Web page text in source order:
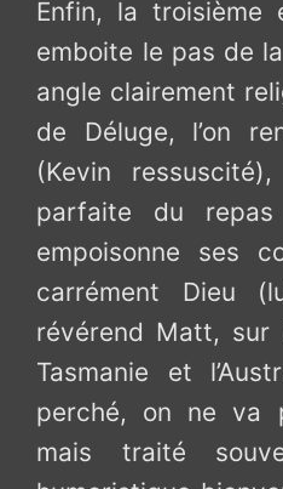
Enfin, la troisième
emboite le pas de
angle clairement
de Déluge, l’on
(Kevin
parfaite du
empoisonne ses
carrément Dieu
révérend Matt, sur
Tasmanie et
perché, on ne va
mais traité